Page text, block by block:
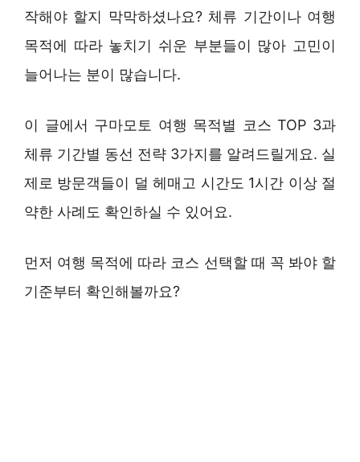
작해야 할지 막막하셨나요? 체류 기간이나 여행
목적에 따라 놓치기 쉬운 부분들이 많아 고민이
늘어나는 분이 많습니다.
이 글에서 구마모토 여행 목적별 코스 TOP 3과
체류 기간별 동선 전략 3가지를 알려드릴게요. 실
제로 방문객들이 덜 헤매고 시간도 1시간 이상 절
약한 사례도 확인하실 수 있어요.
먼저 여행 목적에 따라 코스 선택할 때 꼭 봐야 할
기준부터 확인해볼까요?